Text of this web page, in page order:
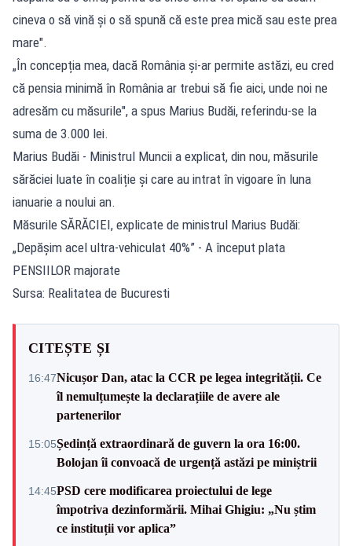
cineva o să vină și o să spună că este prea mică sau este prea
mare".
„În concepția mea, dacă România și-ar permite astăzi, eu cred
că pensia minimă în România ar trebui să fie aici, unde noi ne
adresăm cu măsurile", a spus Marius Budăi, referindu-se la
suma de 3.000 lei.
Marius Budăi - Ministrul Muncii a explicat, din nou, măsurile
sărăciei luate în coaliție și care au intrat în vigoare în luna
ianuarie a noului an.
Măsurile SĂRĂCIEI, explicate de ministrul Marius Budăi:
„Depăşim acel ultra-vehiculat 40%” - A început plata
PENSIILOR majorate
Sursa: Realitatea de Bucuresti
CITEȘTE ȘI
16:47Nicușor Dan, atac la CCR pe legea integrității. Ce
îl nemulțumește la declarațiile de avere ale
partenerilor
15:05Ședință extraordinară de guvern la ora 16:00.
Bolojan îi convoacă de urgență astăzi pe miniștrii
14:45PSD cere modificarea proiectului de lege
împotriva dezinformării. Mihai Ghigiu: „Nu știm
ce instituții vor aplica”